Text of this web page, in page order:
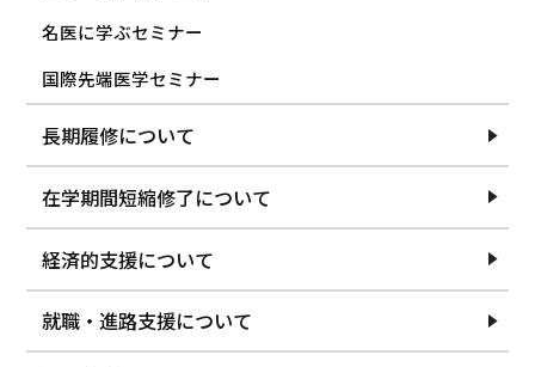
【松本俊彦先生＠７月２６日】D2名医に学ぶセミナー
の開催について
2024.07.02
【今井千速先生＠７月１９日】D2名医に学ぶセミナー
の開催について
2024.06.28
【山本靖彦先生＠７月１７日】D1医学・生命科学セミ
ナーの開催について
2024.06.12
【中島振一郎先生＠７月３日】D2名医に学ぶセミナー
名医に学ぶセミナー
国際先端医学セミナー
長期履修について
在学期間短縮修了について
経済的支援について
就職・進路支援について